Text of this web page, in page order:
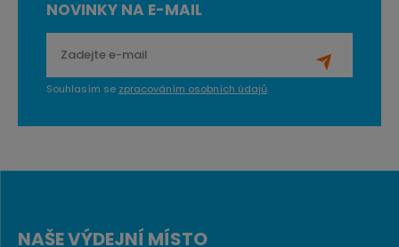
NOVINKY NA E-MAIL
Souhlasím se zpracováním osobních údajů.
NAŠE VÝDEJNÍ MÍSTO